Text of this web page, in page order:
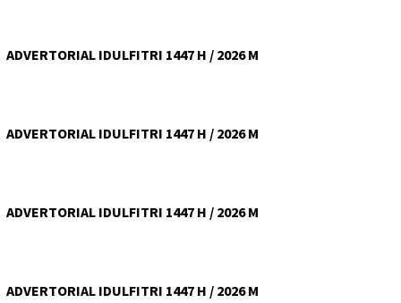
ADVERTORIAL IDULFITRI 1447 H / 2026 M
ADVERTORIAL IDULFITRI 1447 H / 2026 M
ADVERTORIAL IDULFITRI 1447 H / 2026 M
ADVERTORIAL IDULFITRI 1447 H / 2026 M